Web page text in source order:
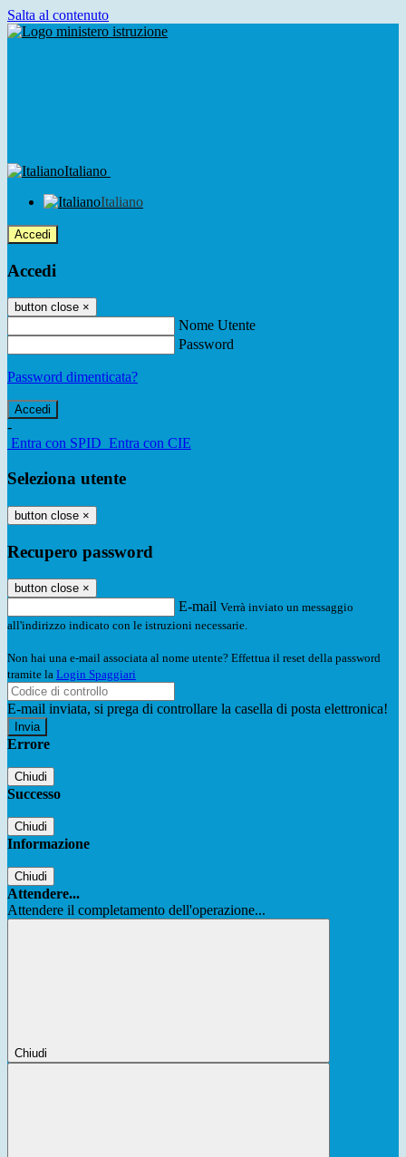
Salta al contenuto
Italiano
Italiano
Accedi
Accedi
button close ×
Nome Utente
Password
Password dimenticata?
-
Entra con SPID Entra con CIE
Seleziona utente
button close ×
Recupero password
button close ×
E-mail Verrà inviato un messaggio
all'indirizzo indicato con le istruzioni necessarie.
Non hai una e-mail associata al nome utente? Effettua il reset della password
tramite la Login Spaggiari
E-mail inviata, si prega di controllare la casella di posta elettronica!
Errore
Chiudi
Successo
Chiudi
Informazione
Chiudi
Attendere...
Attendere il completamento dell'operazione...
Chiudi